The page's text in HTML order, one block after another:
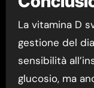
La vitamina D
gestione del
sensibilità
glucosio, ma